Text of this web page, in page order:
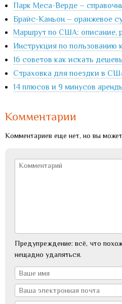
Парк Меса-Верде –
Брайс-Каньон – оранжевое
Маршрут по США: описание,
Инструкция по
16 советов как искать
Страховка для поездки в
14 плюсов и 9 минусов
Комментарии
Комментариев еще нет, но вы
Предупреждение: всё, что
нещадно удаляться.